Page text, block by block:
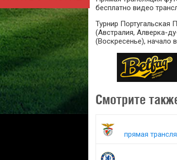
бесплатно видео
Турнир Португальская
(Австралия, Алверка-
(Воскресенье), начало
Смотрите
прямая